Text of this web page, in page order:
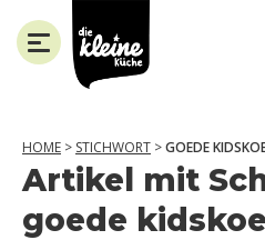
Die
Kleine
Küche
HOME > STICHWORT >GOEDE
Artikel mit
goede